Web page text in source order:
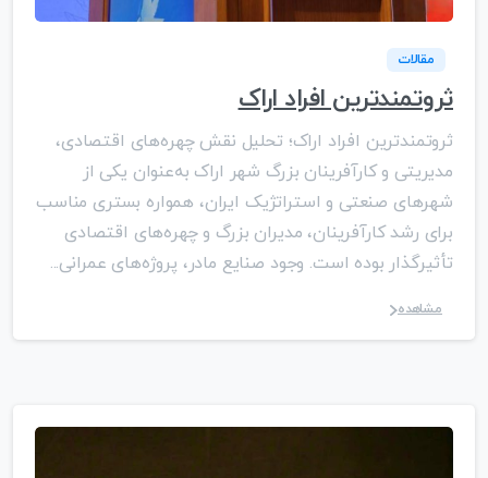
مقالات
ثروتمندترین افراد اراک
ثروتمندترین افراد اراک؛ تحلیل نقش چهره‌های اقتصادی،
مدیریتی و کارآفرینان بزرگ شهر اراک به‌عنوان یکی از
شهرهای صنعتی و استراتژیک ایران، همواره بستری مناسب
برای رشد کارآفرینان، مدیران بزرگ و چهره‌های اقتصادی
تأثیرگذار بوده است. وجود صنایع مادر، پروژه‌های عمرانی...
مشاهده